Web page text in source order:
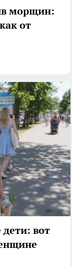
морщин:
от
вот